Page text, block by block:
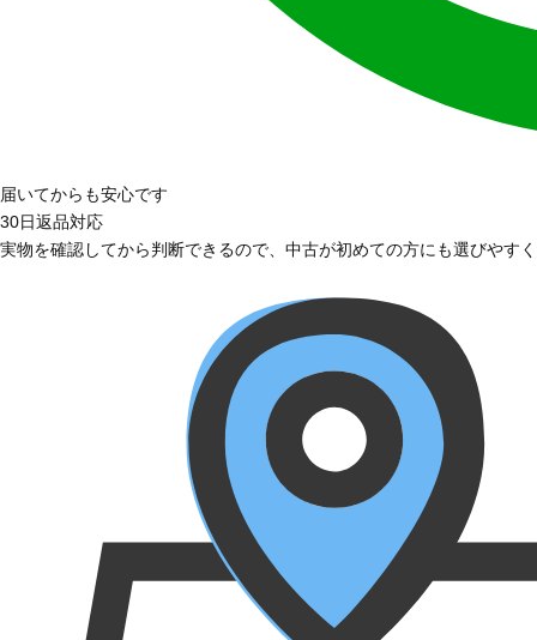
届いてからも安心です
30日返品対応
実物を確認してから判断できるので、中古が初めての方にも選びやす